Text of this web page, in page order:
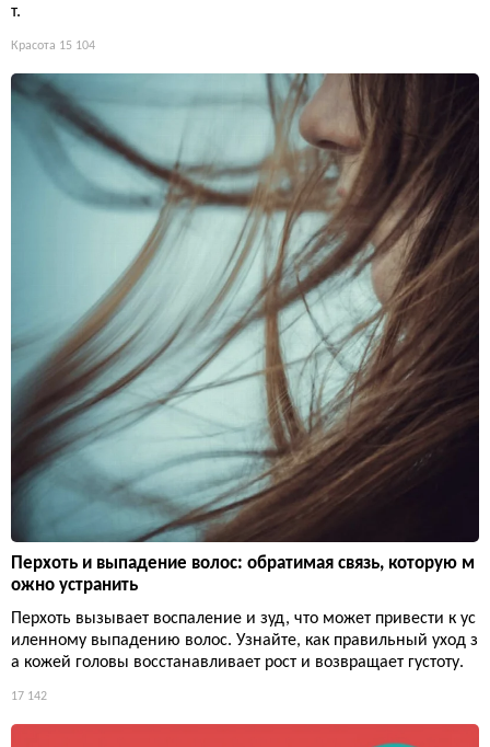
т.
Красота 15 104
Перхоть и выпадение волос: обратимая связь, которую м
ожно устранить
Перхоть вызывает воспаление и зуд, что может привести к ус
иленному выпадению волос. Узнайте, как правильный уход з
а кожей головы восстанавливает рост и возвращает густоту.
17 142